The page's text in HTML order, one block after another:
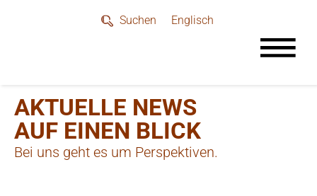
Suchen Englisch
AKTUELLE NEWS
AUF EINEN BLICK
Bei uns geht es um Perspektiven.